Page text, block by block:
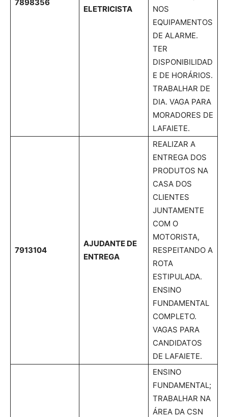
7898356
ELETRICISTA
NOS
EQUIPAMENTOS
DE ALARME.
TER
DISPONIBILIDAD
E DE HORÁRIOS.
TRABALHAR DE
DIA. VAGA PARA
MORADORES DE
LAFAIETE.
7913104
AJUDANTE DE
ENTREGA
REALIZAR A
ENTREGA DOS
PRODUTOS NA
CASA DOS
CLIENTES
JUNTAMENTE
COM O
MOTORISTA,
RESPEITANDO A
ROTA
ESTIPULADA.
ENSINO
FUNDAMENTAL
COMPLETO.
VAGAS PARA
CANDIDATOS
DE LAFAIETE.
ENSINO
FUNDAMENTAL;
TRABALHAR NA
ÁREA DA CSN